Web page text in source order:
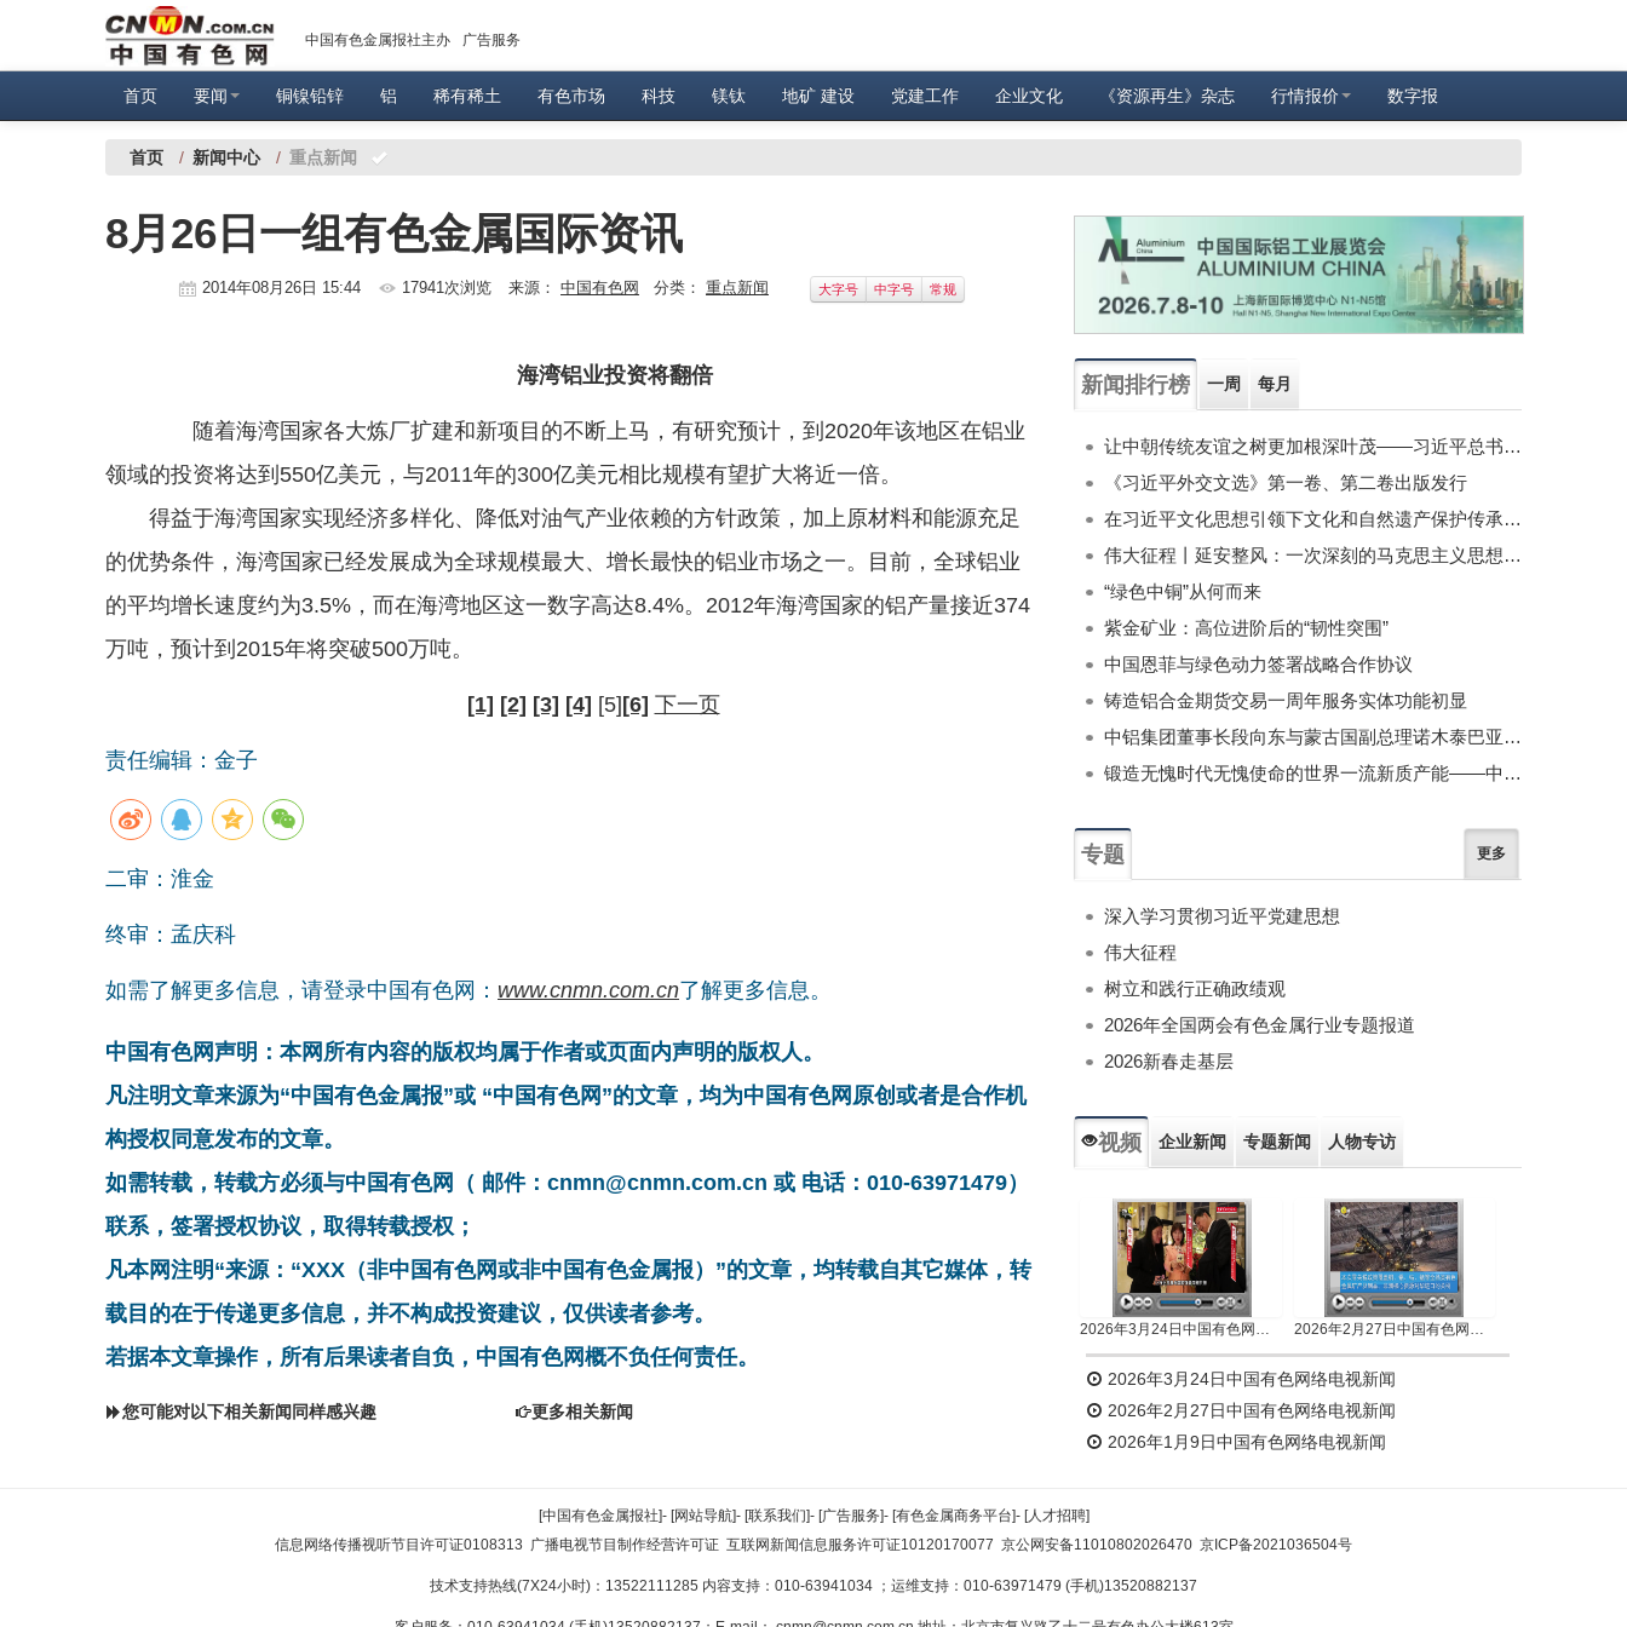
中国有色金属报社主办 广告服务
首页 要闻 铜镍铅锌 铝 稀有稀土 有色市场 科技 镁钛 地矿 建设 党建工作 企业文化 《资源再生》杂志 行情报价 数字报
首页 / 新闻中心 / 重点新闻
8月26日一组有色金属国际资讯
2014年08月26日 15:44 17941次浏览 来源： 中国有色网 分类： 重点新闻 大字号 中字号 常规
海湾铝业投资将翻倍
随着海湾国家各大炼厂扩建和新项目的不断上马，有研究预计，到2020年该地区在铝业
领域的投资将达到550亿美元，与2011年的300亿美元相比规模有望扩大将近一倍。
得益于海湾国家实现经济多样化、降低对油气产业依赖的方针政策，加上原材料和能源充足
的优势条件，海湾国家已经发展成为全球规模最大、增长最快的铝业市场之一。目前，全球铝业
的平均增长速度约为3.5%，而在海湾地区这一数字高达8.4%。2012年海湾国家的铝产量接近374
万吨，预计到2015年将突破500万吨。
[1] [2] [3] [4] [5][6] 下一页
责任编辑：金子
二审：淮金
终审：孟庆科
如需了解更多信息，请登录中国有色网： www.cnmn.com.cn了解更多信息。
中国有色网声明：本网所有内容的版权均属于作者或页面内声明的版权人。
凡注明文章来源为“中国有色金属报”或 “中国有色网”的文章，均为中国有色网原创或者是合作机
构授权同意发布的文章。
如需转载，转载方必须与中国有色网（ 邮件：cnmn@cnmn.com.cn 或 电话：010-63971479）
联系，签署授权协议，取得转载授权；
凡本网注明“来源：“XXX（非中国有色网或非中国有色金属报）”的文章，均转载自其它媒体，转
载目的在于传递更多信息，并不构成投资建议，仅供读者参考。
若据本文章操作，所有后果读者自负，中国有色网概不负任何责任。
您可能对以下相关新闻同样感兴趣 更多相关新闻
新闻排行榜 一周 每月
让中朝传统友谊之树更加根深叶茂——习近平总书记对朝鲜进行国事访问纪实
《习近平外交文选》第一卷、第二卷出版发行
在习近平文化思想引领下文化和自然遗产保护传承利用工作开创新局面
伟大征程丨延安整风：一次深刻的马克思主义思想教育运动
“绿色中铜”从何而来
紫金矿业：高位进阶后的“韧性突围”
中国恩菲与绿色动力签署战略合作协议
铸造铝合金期货交易一周年服务实体功能初显
中铝集团董事长段向东与蒙古国副总理诺木泰巴亚尔举行会谈
锻造无愧时代无愧使命的世界一流新质产能——中国有色金属工业的战略应对与破局之道（二）
专题 更多
深入学习贯彻习近平党建思想
伟大征程
树立和践行正确政绩观
2026年全国两会有色金属行业专题报道
2026新春走基层
视频 企业新闻 专题新闻 人物专访
2026年3月24日中国有色网络电视新闻 2026年2月27日中国有色网络电视新闻
2026年3月24日中国有色网络电视新闻
2026年2月27日中国有色网络电视新闻
2026年1月9日中国有色网络电视新闻
[中国有色金属报社]- [网站导航]- [联系我们]- [广告服务]- [有色金属商务平台]- [人才招聘]
信息网络传播视听节目许可证0108313 广播电视节目制作经营许可证 互联网新闻信息服务许可证10120170077 京公网安备11010802026470 京ICP备2021036504号
技术支持热线(7X24小时)：13522111285 内容支持：010-63941034 ；运维支持：010-63971479 (手机)13520882137